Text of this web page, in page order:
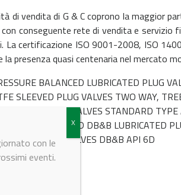
di vendita di G & C coprono la maggior
conseguente rete di vendita e servizio
La certificazione ISO 9001-2008, ISO
la presenza quasi centenaria nel mercato
BALANCED LUBRICATED PLUG
SLEEVED PLUG VALVES TWO WAY,
PLUG VALVES STANDARD
BALANCED DB&B LUBRICATED
SEAL PLUG VALVES DB&B API 6D
con le
eventi.